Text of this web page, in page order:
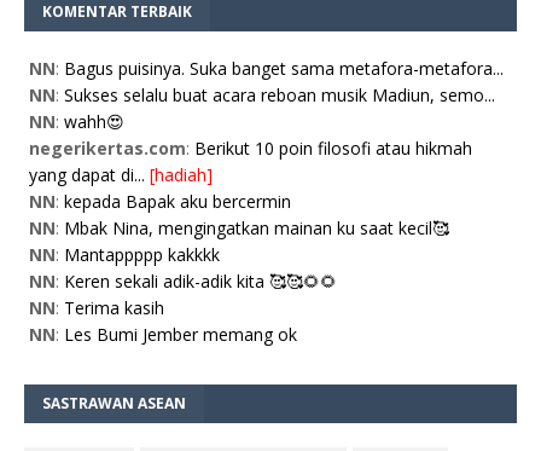
KOMENTAR TERBAIK
NN: Bagus puisinya. Suka banget sama metafora-metafora...
NN: Sukses selalu buat acara reboan musik Madiun, semo...
NN: wahh😍
negerikertas.com: Berikut 10 poin filosofi atau hikmah
yang dapat di... [hadiah]
NN: kepada Bapak aku bercermin
NN: Mbak Nina, mengingatkan mainan ku saat kecil🥰
NN: Mantappppp kakkkk
NN: Keren sekali adik-adik kita 🥰🥰🌻🌻
NN: Terima kasih
NN: Les Bumi Jember memang ok
SASTRAWAN ASEAN